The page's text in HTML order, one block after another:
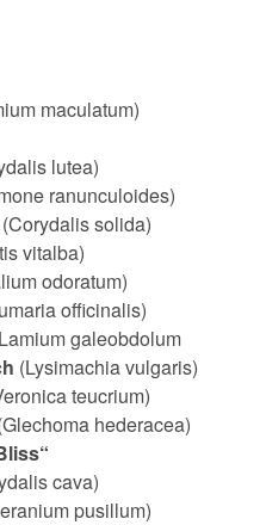
maculatum)
lutea)
ranunculoides)
(Corydalis solida)
vitalba)
odoratum)
officinalis)
galeobdolum
(Lysimachia vulgaris)
teucrium)
hederacea)
cava)
pusillum)